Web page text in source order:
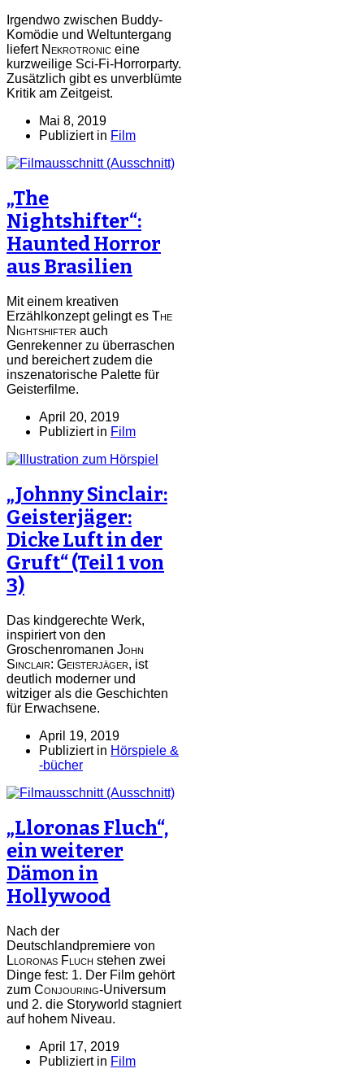
Irgendwo zwischen Buddy-
Komödie und Weltuntergang
liefert Nekrotronic eine
kurzweilige Sci-Fi-Horrorparty.
Zusätzlich gibt es unverblümte
Kritik am Zeitgeist.
Mai 8, 2019
Publiziert in Film
„The
Nightshifter“:
Haunted Horror
aus Brasilien
Mit einem kreativen
Erzählkonzept gelingt es The
Nightshifter auch
Genrekenner zu überraschen
und bereichert zudem die
inszenatorische Palette für
Geisterfilme.
April 20, 2019
Publiziert in Film
„Johnny Sinclair:
Geisterjäger:
Dicke Luft in der
Gruft“ (Teil 1 von
3)
Das kindgerechte Werk,
inspiriert von den
Groschenromanen John
Sinclair: Geisterjäger, ist
deutlich moderner und
witziger als die Geschichten
für Erwachsene.
April 19, 2019
Publiziert in Hörspiele &
-bücher
„Lloronas Fluch“,
ein weiterer
Dämon in
Hollywood
Nach der
Deutschlandpremiere von
Lloronas Fluch stehen zwei
Dinge fest: 1. Der Film gehört
zum Conjouring-Universum
und 2. die Storyworld stagniert
auf hohem Niveau.
April 17, 2019
Publiziert in Film